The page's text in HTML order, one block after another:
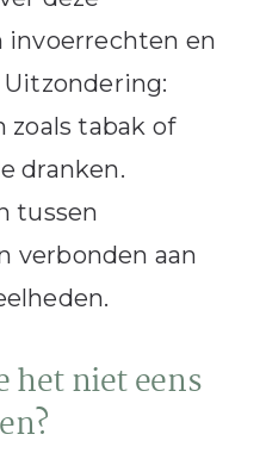
invoerrechten en
zoals tabak of
dranken.
tussen
verbonden aan
het niet eens